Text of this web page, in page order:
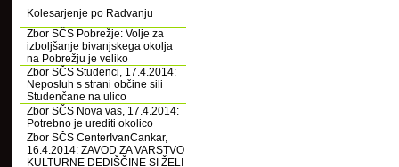
Kolesarjenje po Radvanju
Zbor SČS Pobrežje: Volje za
izboljšanje bivanjskega okolja
na Pobrežju je veliko
Zbor SČS Studenci, 17.4.2014:
Neposluh s strani občine sili
Studenčane na ulico
Zbor SČS Nova vas, 17.4.2014:
Potrebno je urediti okolico
Zbor SČS CenterIvanCankar,
16.4.2014: ZAVOD ZA VARSTVO
KULTURNE DEDIŠČINE SI ŽELI